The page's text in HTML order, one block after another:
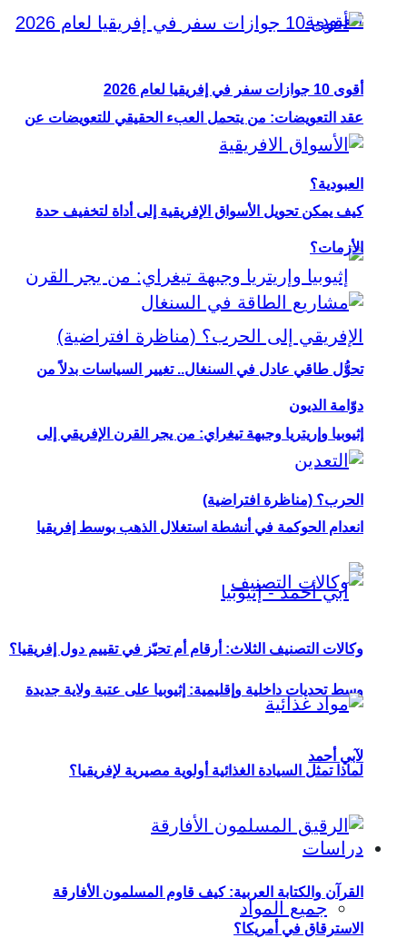
عقد التعويضات: من يتحمل العبء الحقيقي للتعويضات عن
العبودية؟
إثيوبيا وإريتريا وجبهة تيغراي: من يجر القرن الإفريقي إلى
الحرب؟ (مناظرة افتراضية)
وسط تحديات داخلية وإقليمية: إثيوبيا على عتبة ولاية جديدة
لآبي أحمد
دراسات
جميع المواد
أقوى 10 جوازات سفر في إفريقيا لعام 2026
كيف يمكن تحويل الأسواق الإفريقية إلى أداة لتخفيف حدة
الأزمات؟
تحوُّل طاقي عادل في السنغال.. تغيير السياسات بدلاً من
دوّامة الديون
انعدام الحوكمة في أنشطة استغلال الذهب بوسط إفريقيا
وكالات التصنيف الثلاث: أرقام أم تحيّز في تقييم دول إفريقيا؟
لماذا تمثل السيادة الغذائية أولوية مصيرية لإفريقيا؟
القرآن والكتابة العربية: كيف قاوم المسلمون الأفارقة
الاسترقاق في أمريكا؟